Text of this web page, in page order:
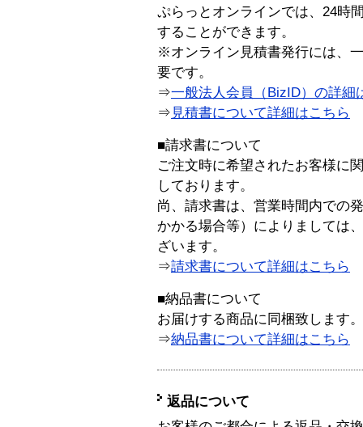
ぷらっとオンラインでは、24時
することができます。
※オンライン見積書発行には、
要です。
⇒一般法人会員（BizID）の詳細
⇒ 見積書について詳細はこちら
■請求書について
ご注文時に希望されたお客様に
しております。
尚、請求書は、営業時間内での
かかる場合等）によりましては
ざいます。
⇒請求書について詳細はこちら
■納品書について
お届けする商品に同梱致します。
⇒納品書について詳細はこちら
返品について